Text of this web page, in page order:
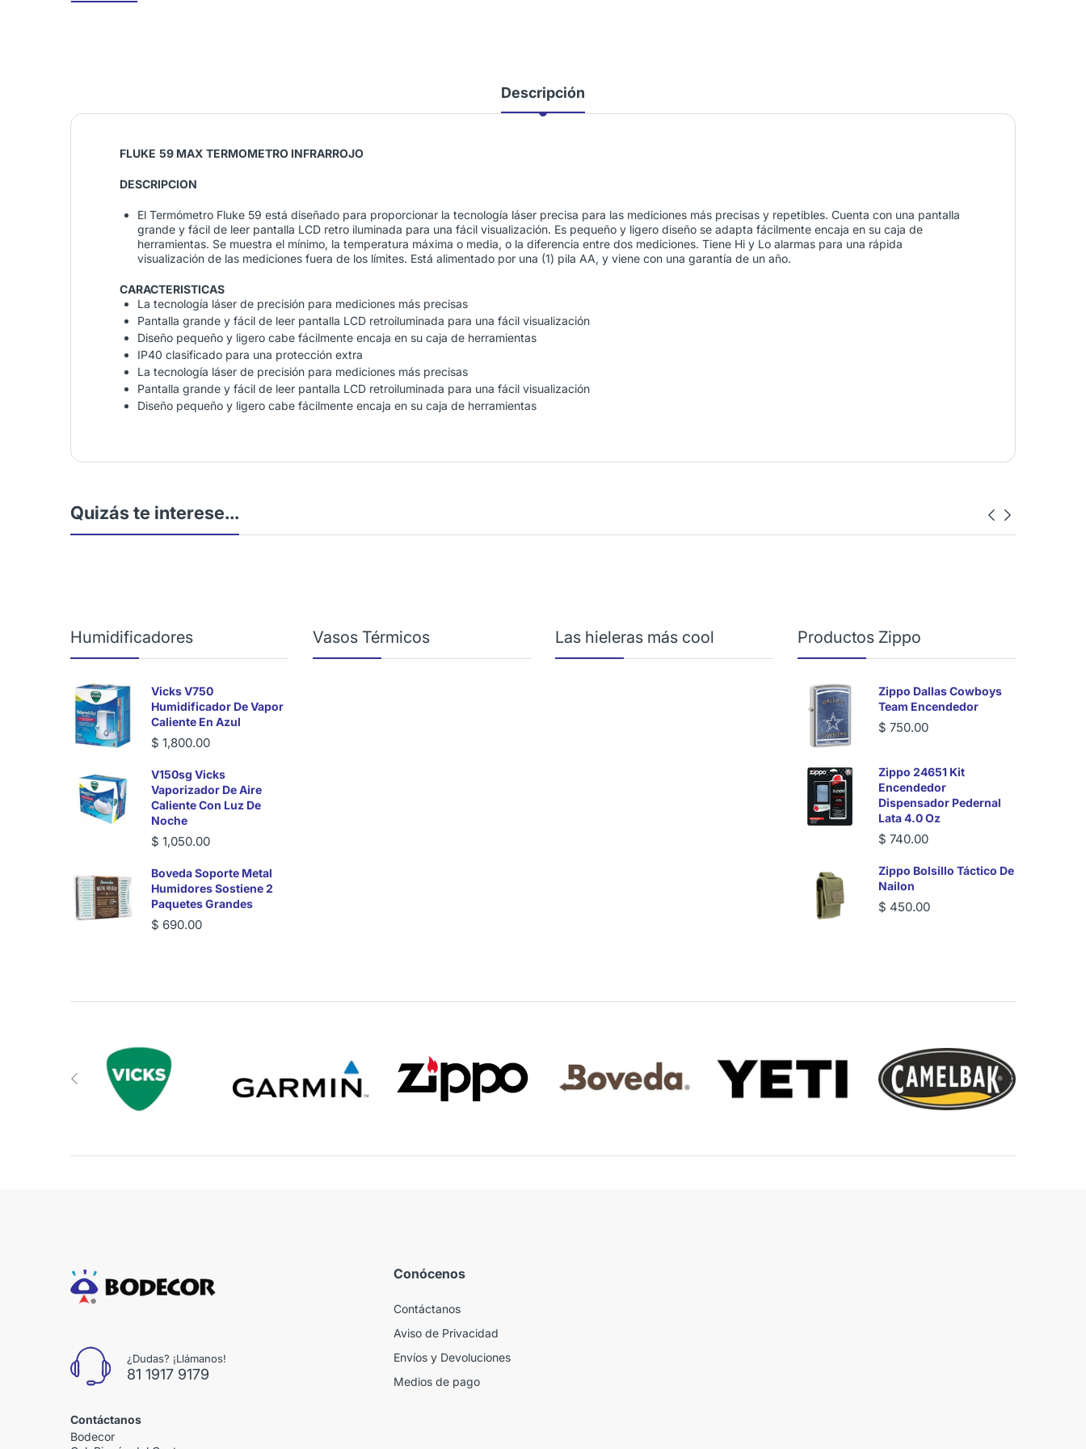
Descripción
FLUKE 59 MAX TERMOMETRO INFRARROJO
DESCRIPCION
El Termómetro Fluke 59 está diseñado para proporcionar la tecnología láser precisa para las mediciones más precisas y repetibles. Cuenta con una pantalla
grande y fácil de leer pantalla LCD retro iluminada para una fácil visualización. Es pequeño y ligero diseño se adapta fácilmente encaja en su caja de
herramientas. Se muestra el mínimo, la temperatura máxima o media, o la diferencia entre dos mediciones. Tiene Hi y Lo alarmas para una rápida
visualización de las mediciones fuera de los límites. Está alimentado por una (1) pila AA, y viene con una garantía de un año.
CARACTERISTICAS
La tecnología láser de precisión para mediciones más precisas
Pantalla grande y fácil de leer pantalla LCD retroiluminada para una fácil visualización
Diseño pequeño y ligero cabe fácilmente encaja en su caja de herramientas
IP40 clasificado para una protección extra
La tecnología láser de precisión para mediciones más precisas
Pantalla grande y fácil de leer pantalla LCD retroiluminada para una fácil visualización
Diseño pequeño y ligero cabe fácilmente encaja en su caja de herramientas
Quizás te interese...
Humidificadores
Vicks V750
Humidificador De Vapor
Caliente En Azul
$ 1,800.00
V150sg Vicks
Vaporizador De Aire
Caliente Con Luz De
Noche
$ 1,050.00
Boveda Soporte Metal
Humidores Sostiene 2
Paquetes Grandes
$ 690.00
Vasos Térmicos Las hieleras más cool Productos Zippo
Zippo Dallas Cowboys
Team Encendedor
$ 750.00
Zippo 24651 Kit
Encendedor
Dispensador Pedernal
Lata 4.0 Oz
$ 740.00
Zippo Bolsillo Táctico De
Nailon
$ 450.00
¿Dudas? ¡Llámanos!
81 1917 9179
Contáctanos
Bodecor
Conócenos
Contáctanos
Aviso de Privacidad
Envíos y Devoluciones
Medios de pago